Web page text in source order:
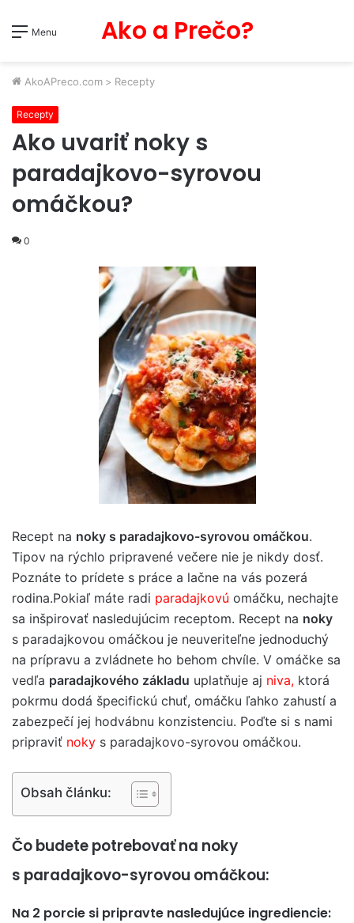
Menu Ako a Prečo?
AkoAPreco.com > Recepty
Recepty
Ako uvariť noky s
paradajkovo-syrovou
omáčkou?
0
Recept na noky s paradajkovo-syrovou omáčkou.
Tipov na rýchlo pripravené večere nie je nikdy dosť.
Poznáte to prídete s práce a lačne na vás pozerá
rodina.Pokiaľ máte radi paradajkovú omáčku, nechajte
sa inšpirovať nasledujúcim receptom. Recept na noky
s paradajkovou omáčkou je neuveriteľne jednoduchý
na prípravu a zvládnete ho behom chvíle. V omáčke sa
vedľa paradajkového základu uplatňuje aj niva, ktorá
pokrmu dodá špecifickú chuť, omáčku ľahko zahustí a
zabezpečí jej hodvábnu konzistenciu. Poďte si s nami
pripraviť noky s paradajkovo-syrovou omáčkou.
Obsah článku:
Čo budete potrebovať na noky
s paradajkovo-syrovou omáčkou:
Na 2 porcie si pripravte nasledujúce ingrediencie: